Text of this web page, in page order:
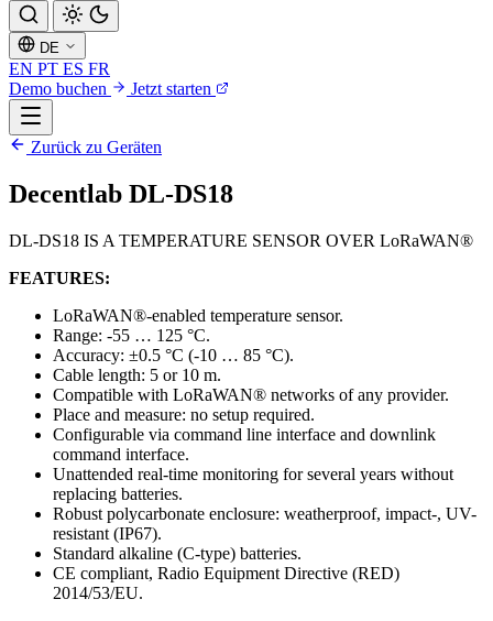
DE
EN PT ES FR
Demo buchen
Jetzt starten
Zurück zu Geräten
Decentlab DL-DS18
DL-DS18 IS A TEMPERATURE SENSOR OVER LoRaWAN®
FEATURES:
LoRaWAN®-enabled temperature sensor.
Range: -55 … 125 °C.
Accuracy: ±0.5 °C (-10 … 85 °C).
Cable length: 5 or 10 m.
Compatible with LoRaWAN® networks of any provider.
Place and measure: no setup required.
Configurable via command line interface and downlink
command interface.
Unattended real-time monitoring for several years without
replacing batteries.
Robust polycarbonate enclosure: weatherproof, impact-, UV-
resistant (IP67).
Standard alkaline (C-type) batteries.
CE compliant, Radio Equipment Directive (RED)
2014/53/EU.